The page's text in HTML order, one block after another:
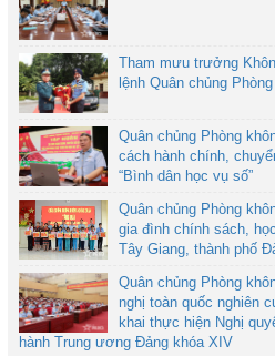
Tham mưu trưởng
lệnh Quân chủng
Quân chủng Phòng
cách hành chính,
“Bình dân học vụ số”
Quân chủng Phòng
gia đình chính sách,
Tây Giang, thành phố
Quân chủng Phòng
nghị toàn quốc nghiên
khai thực hiện Nghị
hành Trung ương Đảng khóa XIV